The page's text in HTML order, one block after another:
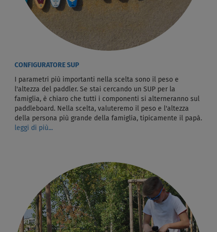
CONFIGURATORE SUP
I parametri più importanti nella scelta sono il peso e
l'altezza del paddler. Se stai cercando un SUP per la
famiglia, è chiaro che tutti i componenti si alterneranno sul
paddleboard. Nella scelta, valuteremo il peso e l'altezza
della persona più grande della famiglia, tipicamente il papà.
leggi di più...